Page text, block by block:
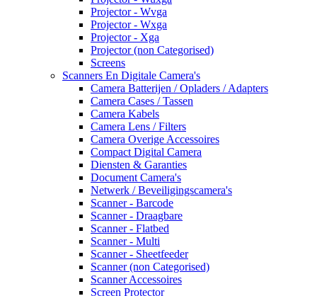
Projector - Wvga
Projector - Wxga
Projector - Xga
Projector (non Categorised)
Screens
Scanners En Digitale Camera's
Camera Batterijen / Opladers / Adapters
Camera Cases / Tassen
Camera Kabels
Camera Lens / Filters
Camera Overige Accessoires
Compact Digital Camera
Diensten & Garanties
Document Camera's
Netwerk / Beveiligingscamera's
Scanner - Barcode
Scanner - Draagbare
Scanner - Flatbed
Scanner - Multi
Scanner - Sheetfeeder
Scanner (non Categorised)
Scanner Accessoires
Screen Protector